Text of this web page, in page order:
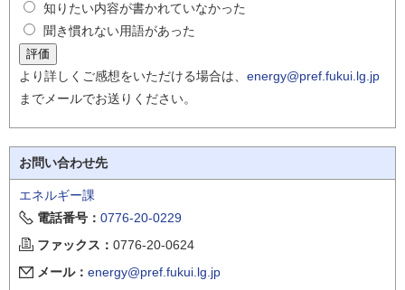
知りたい内容が書かれていなかった
聞き慣れない用語があった
より詳しくご感想をいただける場合は、 energy@pref.fukui.lg.jp
までメールでお送りください。
お問い合わせ先
エネルギー課
電話番号： 0776-20-0229
ファックス： 0776-20-0624
メール： energy@pref.fukui.lg.jp